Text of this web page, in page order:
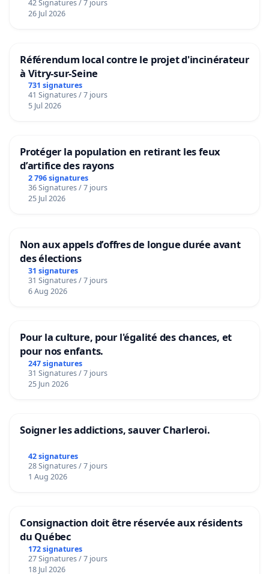
42 Signatures / 7 jours
26 Jul 2026
Référendum local contre le projet d'incinérateur
à Vitry-sur-Seine
731 signatures
41 Signatures / 7 jours
5 Jul 2026
Protéger la population en retirant les feux
d’artifice des rayons
2 796 signatures
36 Signatures / 7 jours
25 Jul 2026
Non aux appels d’offres de longue durée avant
des élections
31 signatures
31 Signatures / 7 jours
6 Aug 2026
Pour la culture, pour l'égalité des chances, et
pour nos enfants.
247 signatures
31 Signatures / 7 jours
25 Jun 2026
Soigner les addictions, sauver Charleroi.
42 signatures
28 Signatures / 7 jours
1 Aug 2026
Consignaction doit être réservée aux résidents
du Québec
172 signatures
27 Signatures / 7 jours
18 Jul 2026